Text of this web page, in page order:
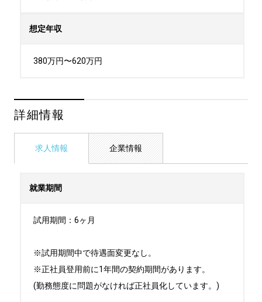
想定年収
380万円〜620万円
詳細情報
求人情報 企業情報
就業期間
試用期間：6ヶ月
※試用期間中で待遇面変更なし。
※正社員登用前に1年間の契約期間があります。
(勤務態度に問題がなければ正社員化しています。)